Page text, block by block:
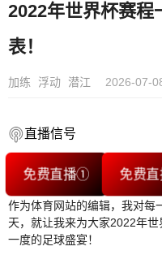
2022年世界杯赛程
表！
加练 浮动 潜江 2026-07-
直播信号
免费直播① 免费
作为体育网站的编辑，我对每
天，就让我来为大家2022年
一度的足球盛宴！